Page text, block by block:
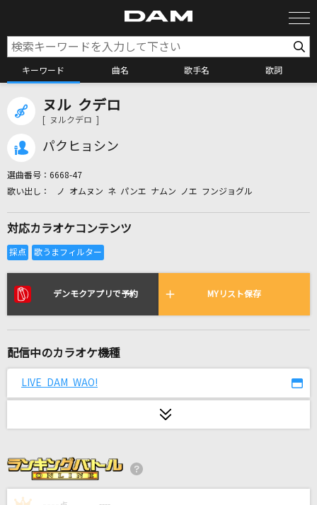
キーワード 曲名 歌手名 歌詞
リアルタイムで歌われている曲の一覧
ウミユリ海底譚
よくできました
愛をこめて花束を
Superfly
ヌル クデロ
[ ヌルクデロ ]
パクヒョシン
選曲番号： 6668-47
ノ オムヌン ネ パンエ ナムン ノエ フンジョグル
対応カラオケコンテンツ
デンモクアプリで予約 MYリスト保存
配信中のカラオケ機種
LIVE DAM WAO!